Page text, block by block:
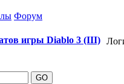
Форум
игры Diablo 3 (III)